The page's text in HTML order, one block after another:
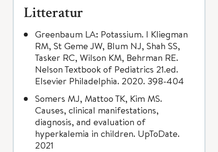
Litteratur
Greenbaum LA: Potassium. I Kliegman
RM, St Geme JW, Blum NJ, Shah SS,
Tasker RC, Wilson KM, Behrman RE.
Nelson Textbook of Pediatrics 21.ed.
Elsevier Philadelphia. 2020. 398-404
Somers MJ, Mattoo TK, Kim MS.
Causes, clinical manifestations,
diagnosis, and evaluation of
hyperkalemia in children. UpToDate.
2021